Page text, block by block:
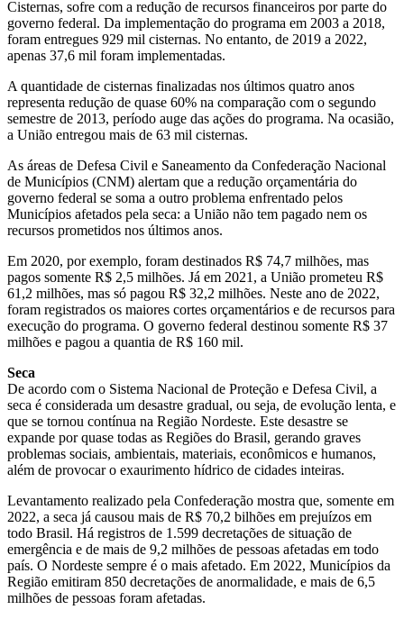
Cisternas, sofre com a redução de recursos financeiros por parte do
governo federal. Da implementação do programa em 2003 a 2018,
foram entregues 929 mil cisternas. No entanto, de 2019 a 2022,
apenas 37,6 mil foram implementadas.
A quantidade de cisternas finalizadas nos últimos quatro anos
representa redução de quase 60% na comparação com o segundo
semestre de 2013, período auge das ações do programa. Na ocasião,
a União entregou mais de 63 mil cisternas.
As áreas de Defesa Civil e Saneamento da Confederação Nacional
de Municípios (CNM) alertam que a redução orçamentária do
governo federal se soma a outro problema enfrentado pelos
Municípios afetados pela seca: a União não tem pagado nem os
recursos prometidos nos últimos anos.
Em 2020, por exemplo, foram destinados R$ 74,7 milhões, mas
pagos somente R$ 2,5 milhões. Já em 2021, a União prometeu R$
61,2 milhões, mas só pagou R$ 32,2 milhões. Neste ano de 2022,
foram registrados os maiores cortes orçamentários e de recursos para
execução do programa. O governo federal destinou somente R$ 37
milhões e pagou a quantia de R$ 160 mil.
Seca
De acordo com o Sistema Nacional de Proteção e Defesa Civil, a
seca é considerada um desastre gradual, ou seja, de evolução lenta, e
que se tornou contínua na Região Nordeste. Este desastre se
expande por quase todas as Regiões do Brasil, gerando graves
problemas sociais, ambientais, materiais, econômicos e humanos,
além de provocar o exaurimento hídrico de cidades inteiras.
Levantamento realizado pela Confederação mostra que, somente em
2022, a seca já causou mais de R$ 70,2 bilhões em prejuízos em
todo Brasil. Há registros de 1.599 decretações de situação de
emergência e de mais de 9,2 milhões de pessoas afetadas em todo
país. O Nordeste sempre é o mais afetado. Em 2022, Municípios da
Região emitiram 850 decretações de anormalidade, e mais de 6,5
milhões de pessoas foram afetadas.